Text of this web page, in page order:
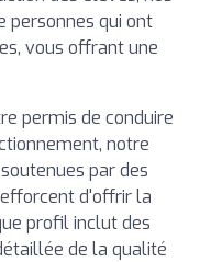
personnes qui ont
vous offrant une
permis de conduire
notre
par des
d'offrir la
profil inclut des
de la qualité